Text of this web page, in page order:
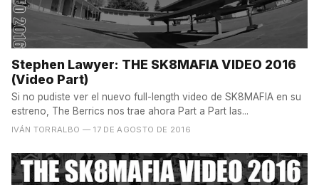
Stephen Lawyer: THE SK8MAFIA VIDEO 2016
(Video Part)
Si no pudiste ver el nuevo full-length video de SK8MAFIA en su
estreno, The Berrics nos trae ahora Part a Part las...
IVÁN TORRALBO — 17 DE AGOSTO DE 2016